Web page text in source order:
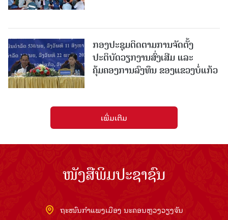
ກອງປະຊຸມຕິດຕາມການຈັດຕັ້ງ
ປະຕິບັດວຽກງານສົ່ງເສີມ ແລະ
ຄຸ້ມຄອງການລົງທຶນ ຂອງແຂວງບໍ່ແກ້ວ
ເພີ່ມເຕີມ
ໜັງສືພິມປະຊາຊົນ
ຖະໜົນກຳແພງເມືອງ ນະຄອນຫຼວງວຽງຈັນ